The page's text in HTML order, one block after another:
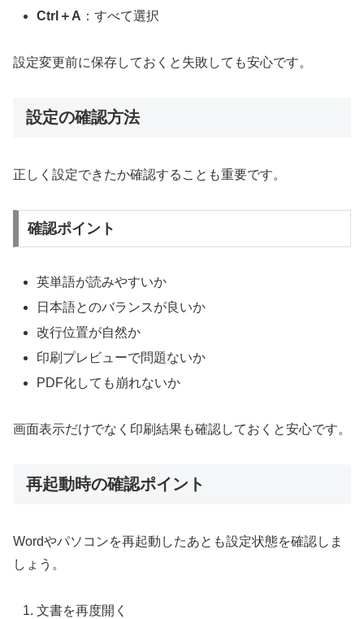
Ctrl＋A ：すべて選択
設定変更前に保存しておくと失敗しても安心です。
設定の確認方法
正しく設定できたか確認することも重要です。
確認ポイント
英単語が読みやすいか
日本語とのバランスが良いか
改行位置が自然か
印刷プレビューで問題ないか
PDF化しても崩れないか
画面表示だけでなく印刷結果も確認しておくと安心です。
再起動時の確認ポイント
Wordやパソコンを再起動したあとも設定状態を確認しま
しょう。
文書を再度開く